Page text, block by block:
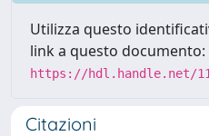
Utilizza questo
link a questo documento:
https://hdl.handle.net/
Citazioni